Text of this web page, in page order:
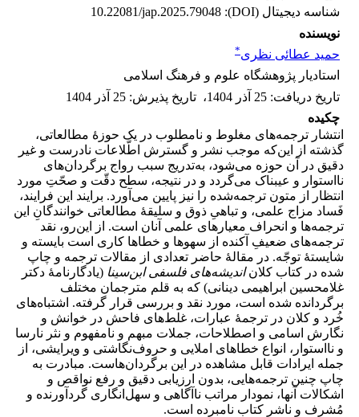
شناسه دیجیتال (DOI):
10.22081/jap.2025.79048
نویسنده
حمید عطائی نظری*
استادیار پژوهشگاه علوم و فرهنگ اسلامی
تاریخ دریافت: 25 آذر 1404 ، تاریخ پذیرش: 25 آذر 1404
چکیده
انتشار ترجمه‌های مغلوط و نامطلوب در یک حوزۀ مطالعاتی،
گذشته از این‌که موجب نشر و گسترش اطّلاعات نادرست و غیر
دقیق در آن حوزه می‌شود، به‌تدریج سبب رواج برگردان‌های
نااستوار و عیبناک می‌گردد و در نتیجه، سطح دقّت و صحّتِ مورد
انتظار از متون ترجمه‌شده را نیز پایین می‌آورد. برایند این فرایند،
فَساد مزاج علمی، و تباهیِ ذوق و سلیقهٔ مطالعاتی خوانندگانِ این
ترجمه‌ها و انحراف معیارهای علمی آنان است. از این‌رو، نقد
ترجمه‌های ضعیفِ آکنده از سهوها و خطاها کاری است بایسته و
شایستۀ توجّه. در مقالۀ حاضر تعدادی از مقالات ترجمه و چاپ
شده در کتاب کلاناندیشه‌های فلسفی ابن‌سینا (یادگارنامۀ دکتر
غلامحسین ابراهیمی دینانی) که به قلم مترجمان مختلف
برگردانده شده است، مورد نقد و بررسی قرار گرفته. اشتباه‌های
خُرد و کلان در ترجمۀ عبارات، غلط‌های فاحش در خوانش و
نگارش اسامی و اصطلاحات، جملات مبهم و نامفهوم و نثر نارسا
و نااستوار، انواع خطاهای املایی و حروف‌نگاشتی و ویرایشی، از
جمله ایرادات قابل مشاهده در این برگردان‌هاست. مبادرت به
چاپ چنین ترجمه‌هایی، بدون ارزیابی دقیق و رفع نواقص و
اشکالات آنها، نمودار مراتب ناآگاهی و سهل‌انگاری گردآورنده و
مُشرِف و ناشر کتاب نامبرده است.